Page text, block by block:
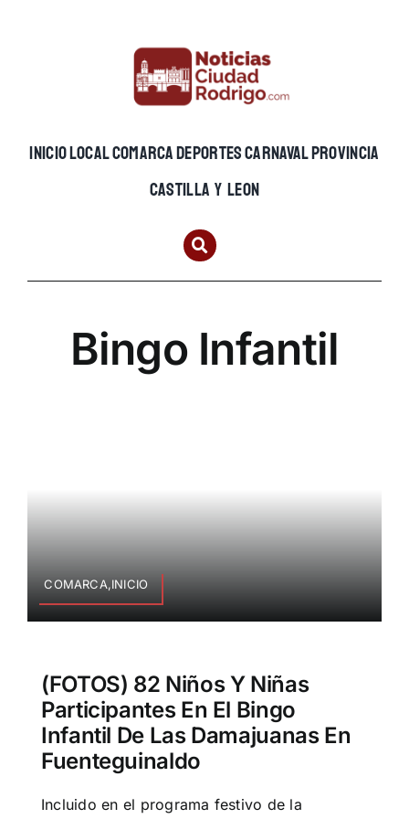
INICIOLOCALCOMARCADEPORTESCARNAVALPROVINCIA
CASTILLA Y LEON
Bingo Infantil
COMARCA,INICIO
(FOTOS) 82 Niños Y Niñas
Participantes En El Bingo
Infantil De Las Damajuanas En
Fuenteguinaldo
Incluido en el programa festivo de la